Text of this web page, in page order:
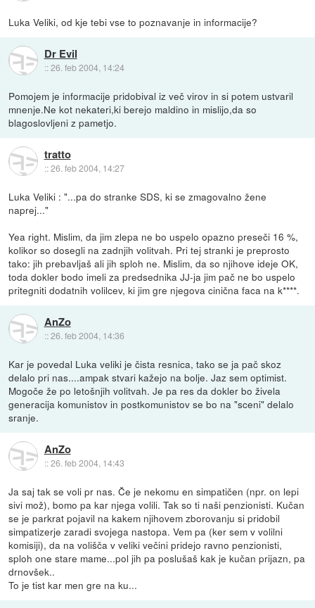
Luka Veliki, od kje tebi vse to poznavanje in informacije?
Dr Evil
::26. feb 2004, 14:24
Pomojem je informacije pridobival iz več virov in si potem ustvaril
mnenje.Ne kot nekateri,ki berejo maldino in mislijo,da so
blagoslovljeni z pametjo.
tratto
::26. feb 2004, 14:27
Luka Veliki : "...pa do stranke SDS, ki se zmagovalno žene
naprej..."
Yea right. Mislim, da jim zlepa ne bo uspelo opazno preseči 16 %,
kolikor so dosegli na zadnjih volitvah. Pri tej stranki je preprosto
tako: jih prebavljaš ali jih sploh ne. Mislim, da so njihove ideje OK,
toda dokler bodo imeli za predsednika JJ-ja jim pač ne bo uspelo
pritegniti dodatnih volilcev, ki jim gre njegova cinična faca na k****.
AnZo
::26. feb 2004, 14:36
Kar je povedal Luka veliki je čista resnica, tako se ja pač skoz
delalo pri nas....ampak stvari kažejo na bolje. Jaz sem optimist.
Mogoče že po letošnjih volitvah. Je pa res da dokler bo živela
generacija komunistov in postkomunistov se bo na "sceni" delalo
sranje.
AnZo
::26. feb 2004, 14:43
Ja saj tak se voli pr nas. Če je nekomu en simpatičen (npr. on lepi
sivi mož), bomo pa kar njega volili. Tak so ti naši penzionisti. Kučan
se je parkrat pojavil na kakem njihovem zborovanju si pridobil
simpatizerje zaradi svojega nastopa. Vem pa (ker sem v volilni
komisiji), da na volišča v veliki večini pridejo ravno penzionisti,
sploh one stare mame...pol jih pa poslušaš kak je kučan prijazn, pa
drnovšek..
To je tist kar men gre na ku...